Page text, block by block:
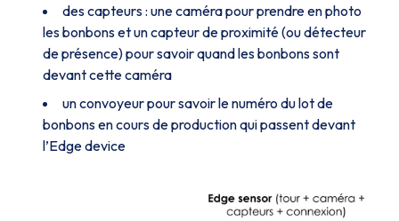
des capteurs : une caméra pour prendre en photo
les bonbons et un capteur de proximité (ou détecteur
de présence) pour savoir quand les bonbons sont
devant cette caméra
un convoyeur pour savoir le numéro du lot de
bonbons en cours de production qui passent devant
l’Edge device